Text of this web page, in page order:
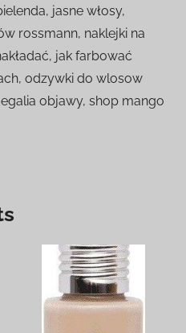
jasne włosy,
rossmann, naklejki na
jak farbować
odzywki do wlosow
objawy, shop mango